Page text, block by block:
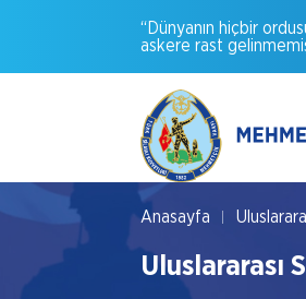
“Dünyanın hiçbir
askere rast
Anasayfa
Uluslararası